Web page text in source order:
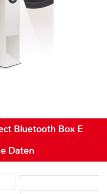
Bluetooth Box E
Daten